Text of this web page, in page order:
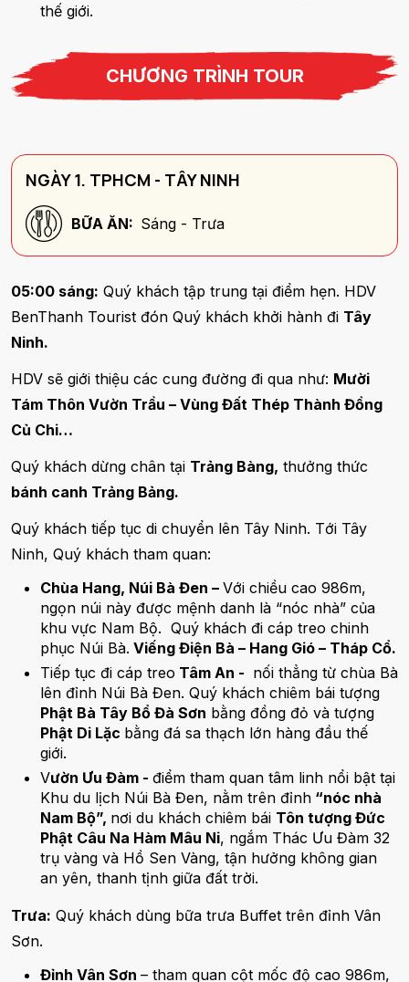
thế giới.
CHƯƠNG TRÌNH TOUR
NGÀY 1. TPHCM - TÂY NINH
BỮA ĂN: Sáng - Trưa
05:00 sáng: Quý khách tập trung tại điểm hẹn. HDV
BenThanh Tourist đón Quý khách khởi hành đi Tây
Ninh.
HDV sẽ giới thiệu các cung đường đi qua như: Mười
Tám Thôn Vườn Trầu – Vùng Đất Thép Thành Đồng
Củ Chi…
Quý khách dừng chân tại Trảng Bàng, thưởng thức
bánh canh Trảng Bảng.
Quý khách tiếp tục di chuyển lên Tây Ninh. Tới Tây
Ninh, Quý khách tham quan:
Chùa Hang, Núi Bà Đen – Với chiều cao 986m,
ngọn núi này được mệnh danh là “nóc nhà” của
khu vực Nam Bộ. Quý khách đi cáp treo chinh
phục Núi Bà. Viếng Điện Bà – Hang Gió – Tháp Cổ.
Tiếp tục đi cáp treo Tâm An - nối thẳng từ chùa Bà
lên đỉnh Núi Bà Đen. Quý khách chiêm bái tượng
Phật Bà Tây Bổ Đà Sơn bằng đồng đỏ và tượng
Phật Di Lặc bằng đá sa thạch lớn hàng đầu thế
giới.
Vườn Ưu Đàm - điểm tham quan tâm linh nổi bật tại
Khu du lịch Núi Bà Đen, nằm trên đỉnh “nóc nhà
Nam Bộ”, nơi du khách chiêm bái Tôn tượng Đức
Phật Câu Na Hàm Mâu Ni, ngắm Thác Ưu Đàm 32
trụ vàng và Hồ Sen Vàng, tận hưởng không gian
an yên, thanh tịnh giữa đất trời.
Trưa: Quý khách dùng bữa trưa Buffet trên đỉnh Vân
Sơn.
Đỉnh Vân Sơn – tham quan cột mốc độ cao 986m,